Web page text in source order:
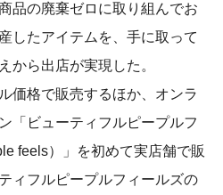
品の廃棄ゼロに取り組んでお
したアイテムを、手に取って
から出店が実現した。
価格で販売するほか、オンラ
「ビューティフルピープルフ
feels）」を初めて実店舗で販
ィフルピープルフィールズの